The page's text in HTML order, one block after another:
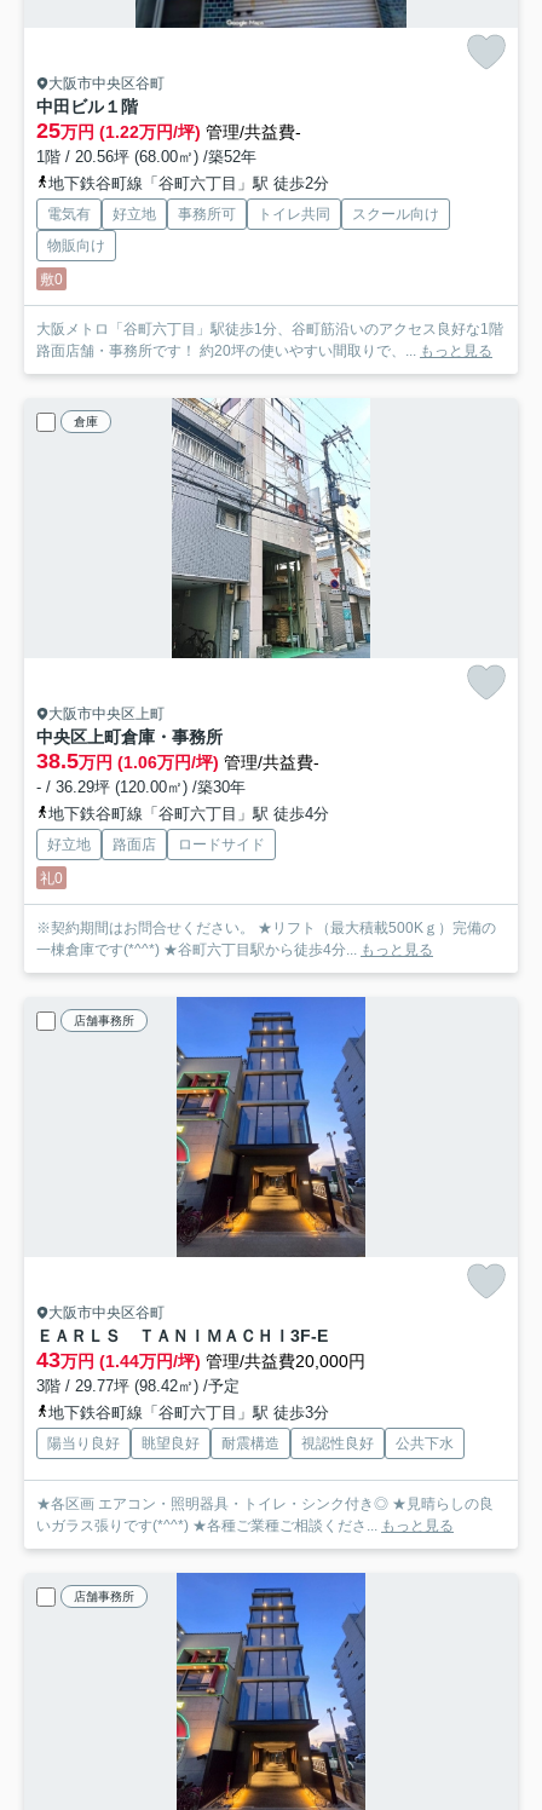
大阪市中央区谷町
中田ビル１階
25万円 (1.22万円/坪) 管理/共益費-
1階 / 20.56坪 (68.00㎡) /築52年
地下鉄谷町線「谷町六丁目」駅 徒歩2分
電気有 好立地 事務所可 トイレ共同
スクール向け
物販向け
敷0
大阪メトロ「谷町六丁目」駅徒歩1分、谷町筋沿いのアクセス良好な1階
路面店舗・事務所です！ 約20坪の使いやすい間取りで、... もっと見る
倉庫
大阪市中央区上町
中央区上町倉庫・事務所
38.5万円 (1.06万円/坪) 管理/共益費-
- / 36.29坪 (120.00㎡) /築30年
地下鉄谷町線「谷町六丁目」駅 徒歩4分
好立地 路面店
ロードサイド
礼0
※契約期間はお問合せください。 ★リフト（最大積載500Kｇ）完備の
一棟倉庫です(*^^*) ★谷町六丁目駅から徒歩4分... もっと見る
店舗事務所
大阪市中央区谷町
ＥＡＲＬＳ ＴＡＮＩＭＡＣＨＩ 3F-E
43万円 (1.44万円/坪) 管理/共益費20,000円
3階 / 29.77坪 (98.42㎡) /予定
地下鉄谷町線「谷町六丁目」駅 徒歩3分
陽当り良好 眺望良好 耐震構造 視認性良好 公共下水
★各区画 エアコン・照明器具・トイレ・シンク付き◎ ★見晴らしの良
いガラス張りです(*^^*) ★各種ご業種ご相談くださ... もっと見る
店舗事務所